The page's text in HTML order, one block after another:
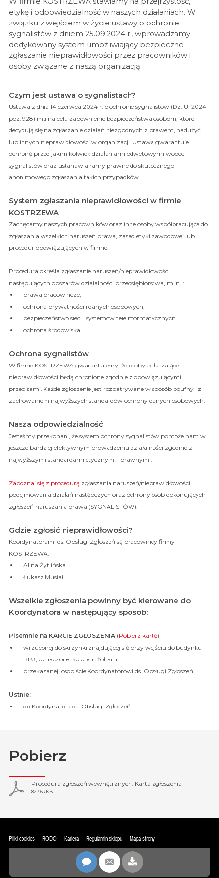
etykę i odpowiedzialność w naszych działaniach. W
związku z wejściem w życie ustawy o ochronie
sygnalistów z dniem 25.09.2024 r., wprowadzamy
dedykowany system umożliwiający bezpieczne
zgłaszanie nieprawidłowości przez pracowników i
osoby związane z naszą organizacją.
Czym jest ustawa o sygnalistach?
Ustawa z dnia 14 czerwca 2024 r. o ochronie sygnalistów (Dz. U. 2024
poz. 928) ma na celu zapewnienie bezpieczeństwa osobom, które
decydują się na zgłaszanie działań niezgodnych z prawem, nadużyć
lub innych nieprawidłowości w organizacji. Ustawa gwarantuje
ochronę przed jakimikolwiek działaniami odwetowymi wobec
sygnalistów oraz ustanawia ramy prawne do skutecznego i
anonimowego zgłaszania takich przypadków.
System zgłaszania nieprawidłowości w firmie
KOSTRZEWA
Zachęcamy naszych pracowników oraz inne osoby współpracujące do
zgłaszania wszelkich naruszeń prawa, zasad etyki zawodowej lub
procedur obowiązujących w firmie.
Procedura określa zgłaszanie naruszeń/nieprawidłowości
następujących obszarów działalności przedsiębiorstwa, m.in..:
prawa pracownicze,
ochrona prywatności i danych osobowych,
bezpieczeństwo sieci i systemów teleinformatycznych,
ochrona środowiska.
Ochrona sygnalistów
W firmie KOSTRZEWA gwarantujemy, że osoby zgłaszające
nieprawidłowości będą chronione zgodnie z obowiązującymi
przepisami. Każde zgłoszenie jest rozpatrywane w sposób poufny i z
zachowaniem najwyższych standardów ochrony danych osobowych.
Nasza odpowiedzialność
Jesteśmy przekonani, że system ochrony sygnalistów pomoże nam w
jeszcze bardziej efektywnym prowadzeniu działalności zgodnie z
najwyższymi standardami etycznymi i prawnymi.
Zapoznaj się z procedurą zgłaszania naruszeń/nieprawidłowości,
podejmowania działań następczych oraz ochrony osób dokonujących
zgłoszeń naruszania prawa (SYGNALISTÓW).
Gdzie zgłosić nieprawidłowości?
Koordynatorami ds. Obsługi Zgłoszeń są pracownicy firmy
KOSTRZEWA:
Alina Żytlińska
Łukasz Musiał
Wszelkie zgłoszenia powinny być kierowane do
Koordynatora w następujący sposób:
Pisemnie na KARCIE ZGŁOSZENIA (Pobierz kartę)
wrzuconej do skrzynki znajdującej się przy wejściu do budynku
BP3, oznaczonej kolorem żółtym,
przekazanej osobiście Koordynatorowi ds. Obsługi Zgłoszeń.
Ustnie:
do Koordynatora ds. Obsługi Zgłoszeń.
Pobierz
Procedura zgłoszeń wewnętrznych. Karta zgłoszenia
827.63 KB
Pliki cookies RODO Kariera Regulamin sklepu Mapa strony